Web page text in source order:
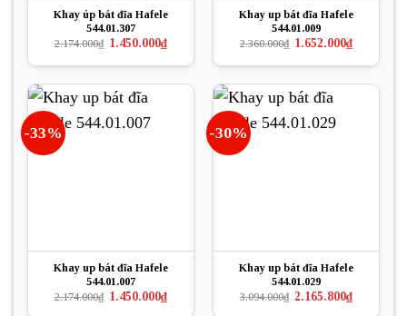
Khay úp bát đĩa Hafele
544.01.307
2.174.000₫ Giá
là:
1.450.000₫Giá
hiện
tại
1.450.000₫.
Khay up bát đĩa Hafele
544.01.009
2.360.000₫ Giá
là:
1.652.000₫Giá
hiện
tại
1.652.000₫.
-33%
Khay up bát đĩa Hafele
544.01.007
2.174.000₫ Giá
1.450.000₫Giá
hiện
-30%
Khay up bát đĩa Hafele
544.01.029
3.094.000₫ Giá
2.165.800₫Giá
hiện